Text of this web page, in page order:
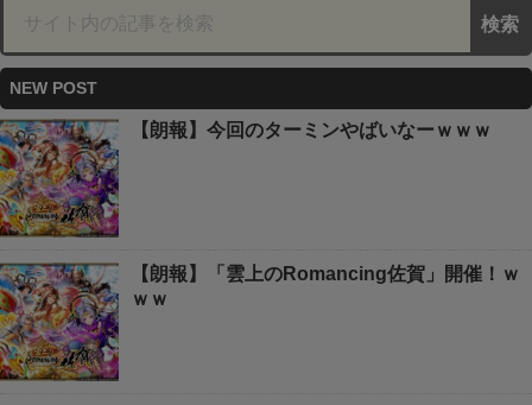
NEW POST
【朗報】今回のターミンやばいなーｗｗｗ
【朗報】「雲上のRomancing佐賀」開催！ｗ
ｗｗ